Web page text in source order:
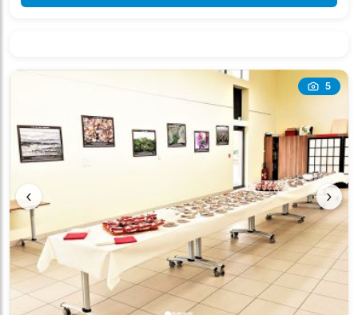
5
‹ ›